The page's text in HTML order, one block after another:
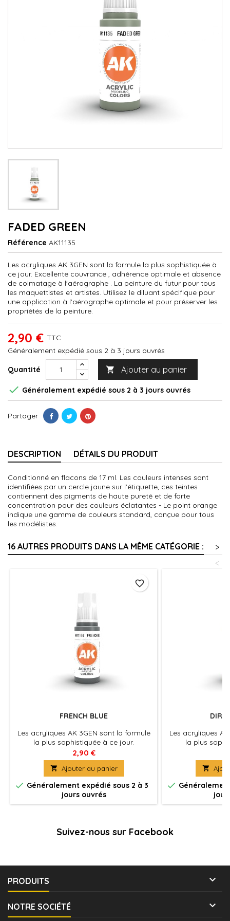
FADED GREEN
Référence AK11135
Les acryliques AK 3GEN sont la formule la plus sophistiquée à
ce jour. Excellente couvrance , adhérence optimale et absence
de colmatage à l'aérographe . La peinture du futur pour tous
les maquettistes et artistes. Utilisez le diluant spécifique pour
une application à l'aérographe optimale et pour préserver les
propriétés de la peinture.
2,90 € TTC
Généralement expédié sous 2 à 3 jours ouvrés
Quantité  Ajouter au panier
 Généralement expédié sous 2 à 3 jours ouvrés
Partager
DESCRIPTION DÉTAILS DU PRODUIT
Conditionné en flacons de 17 ml. Les couleurs intenses sont
identifiées par un cercle jaune sur l'étiquette, ces teintes
contiennent des pigments de haute pureté et de forte
concentration pour des couleurs éclatantes - Le point orange
indique une gamme de couleurs standard, conçue pour tous
les modélistes.
16 AUTRES PRODUITS DANS LA MÊME CATÉGORIE :
>
<
FRENCH BLUE
Les acryliques AK 3GEN sont la formule
la plus sophistiquée à ce jour.
Excellente couvrance , adhérence optimale
et absence de colmatage à
l'aérographe . La peinture du futur pour
tous les maquettistes et artistes. Utilisez
le diluant spécifique pour une
application à l'aérographe optimale et
pour préserver les propriétés de la
2,90 €
 Ajouter au panier
 Généralement expédié sous 2 à 3
jours ouvrés
favorite_border
Les acryliques
la plus
et
l'aérographe .
tous les
le diluant
application à
pour préserver


Suivez-nous sur Facebook
PRODUITS 
NOTRE SOCIÉTÉ 